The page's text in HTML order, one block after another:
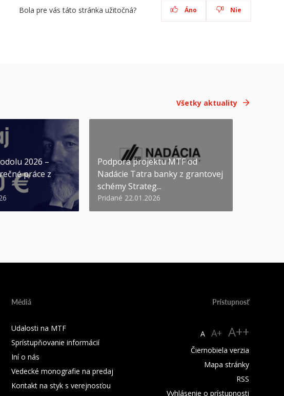
Bola pre vás táto stránka užitočná? Áno Nie
Všetky aktuality
2026 –
práce z
Podpora projektu MTF od
Nadácie Tatra banky z grantovej
schémy Strateg...
Pridané 22.01.2026
Médiá
Udalosti na MTF
Sprístupňovanie informácií
Iní o nás
Vedecké monografie na predaj
Kontakt na styk s verejnosťou
Prístupnosť
A A+ A++
Čiernobiela verzia
Mapa stránky
RSS
Vyhlásenie o prístupnosti